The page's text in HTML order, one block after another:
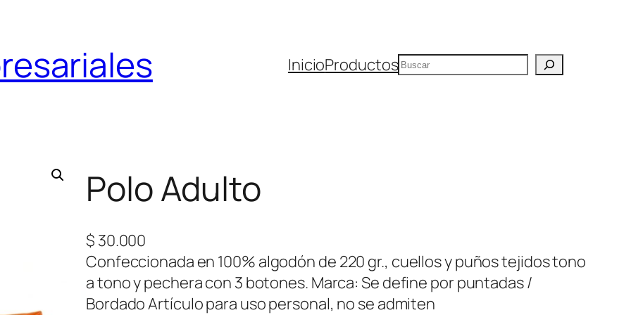
InicioProductosBuscar
Polo Adulto
$ 30.000
Confeccionada en 100% algodón de 220 gr., cuellos y puños tejidos tono
a tono y pechera con 3 botones. Marca: Se define por puntadas /
Bordado Artículo para uso personal, no se admiten